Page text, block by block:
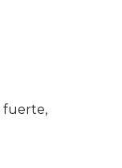
fuerte,